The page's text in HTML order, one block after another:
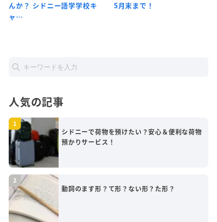
んか？ シドニー語学学校キ
ャ…
5月末まで！
人気の記事
シドニーで荷物を預けたい？安心＆便利な荷物
預かりサービス！
動詞のます形？て形？ない形？た形？